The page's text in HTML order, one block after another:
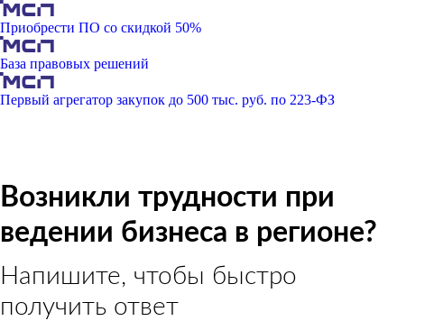
Приобрести ПО со скидкой 50%
База правовых решений
Первый агрегатор закупок до 500 тыс. руб. по 223-ФЗ
Возникли трудности при
ведении бизнеса в регионе?
Напишите, чтобы быстро
получить ответ